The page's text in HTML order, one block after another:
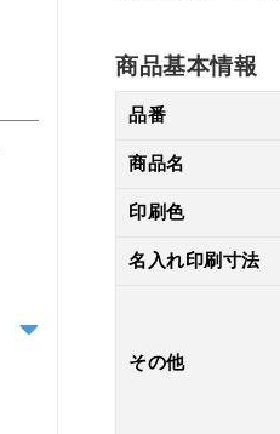
商品基本情報
品番
商品名
印刷色
名入れ印刷寸法
その他